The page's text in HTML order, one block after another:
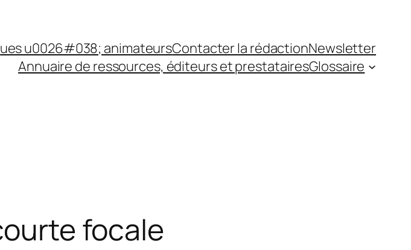
u0026#038; animateursContacter la rédactionNewsletter
Annuaire de ressources, éditeurs et prestatairesGlossaire
focale